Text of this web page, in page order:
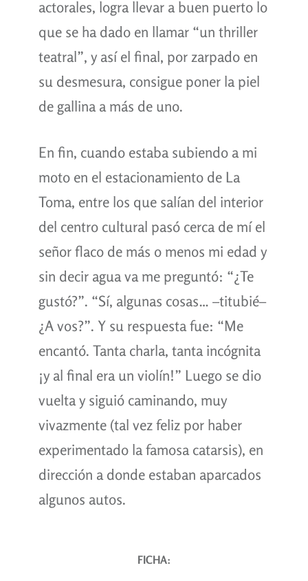
actorales, logra llevar a buen puerto lo
que se ha dado en llamar “un thriller
teatral”, y así el final, por zarpado en
su desmesura, consigue poner la piel
de gallina a más de uno.
En fin, cuando estaba subiendo a mi
moto en el estacionamiento de La
Toma, entre los que salían del interior
del centro cultural pasó cerca de mí el
señor flaco de más o menos mi edad y
sin decir agua va me preguntó: “¿Te
gustó?”. “Sí, algunas cosas… –titubié–
¿A vos?”. Y su respuesta fue: “Me
encantó. Tanta charla, tanta incógnita
¡y al final era un violín!” Luego se dio
vuelta y siguió caminando, muy
vivazmente (tal vez feliz por haber
experimentado la famosa catarsis), en
dirección a donde estaban aparcados
algunos autos.
FICHA: